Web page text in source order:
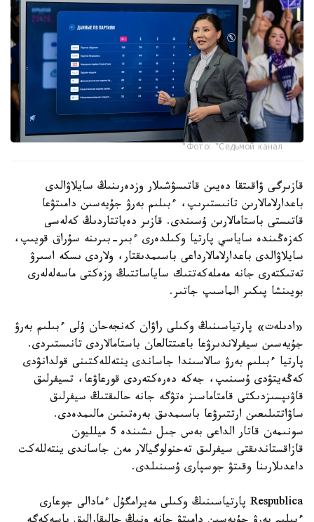
Фото: "Седьмой канал"
قازىرگى ۋاقىتقا دەيىن قاتىسۋشىلار وزدەرىنىڭ سايلاۋالدى
باعدارلامالارىن تانىستىرىپ، ءبىلىم بەرۋ جۇيەسىن دامىتۋعا
قاتىستى باستامالارىن ۇسىندى. قازىر دەباتتاردىڭ كەلەسى
كەزەڭىندە ساياسي پارتيا وكىلدەرى ءبىر-بىرىنە سۇراق قويىپ،
سايلاۋالدى باعدارلامالارداعى باسىمدىقتار، ولاردى ىسكە اسىرۋ
تەتىكتەرى جانە مەملەكەتتىك ساياساتتىڭ وزەكتى ماسەلەلەرى
بويىنشا پىكىر الماسىپ جاتىر.
«ادىلەت» پارتياسىنىڭ وكىلى راۋان كەنجەحان ۇلى ءبىلىم بەرۋ
جۇيەسىن سيفرلاندىرۋعا باعىتتالعان باستامالاردى تانىستىردى.
پارتيا ءبىلىم بەرۋ سالاسىندا جاساندى ينتەللەكتىنى قولدانۋدى
كەڭەيتۋدى ۇسىنىپ، جەكە دەرەكتەردى قورعاۋعا، تسيفرلىق
قاۋىپسىزدىكتى قامتاماسىز ەتۋگە جانە حالىقتىڭ سيفرلىق
ساۋاتتىلىعىن ارتتىرۋعا باسىمدىق بەرەتىنىن مالىمدەدى.
سونىمەن قاتار الداعى بەس جىل ىشىندە 5 ميلليون
قازاقستاندىقتى سيفرلىق تەحنولوگيالار مەن جاساندى ينتەللەكت
داعدىلارىنا وقىتۋ جوسپارى ۇسىنىلدى.
Respublica پارتياسىنىڭ وكىلى مەيرامگۇل ءمادالى جوعارى